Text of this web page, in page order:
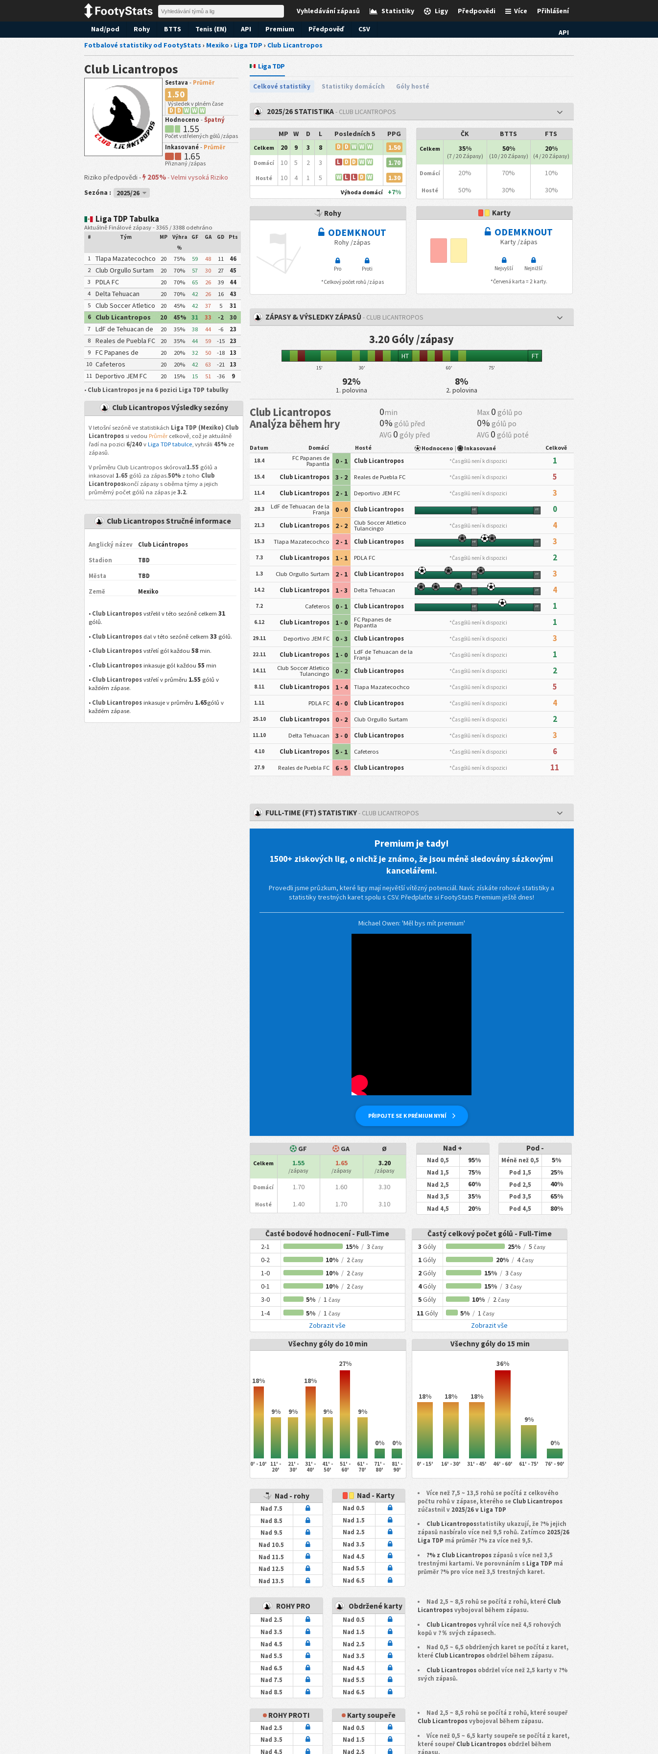
Přihlášení
Více
Předpovědi
Ligy
Statistiky
Vyhledávání zápasů
API
Nad/pod Rohy BTTS Tenis (EN) API Premium Předpověď
CSV
Fotbalové statistiky od FootyStats › Mexiko › Liga TDP › Club Licantropos
Club Licantropos
Sestava - Průměr
1.50
Výsledek v plném čase
D
D W W W
Hodnoceno - Špatný
1.55
Počet vstřelených gólů /zápas
Inkasované - Průměr
1.65
Přiznaný /zápas
Riziko předpovědi - 205%-Velmi vysoká Riziko
Sezóna :
2025/26
Liga TDP Tabulka
Aktuálně Finálové zápasy - 3365 / 3388 odehráno
# Tým MP
Výhra
%
GF GA GD Pts
1 Tlapa Mazatecochco 20 75% 59 48 11
46
2
Club Orgullo Surtam 20 70% 57 30 27
45
3
PDLA FC 20 70% 65 26 39
44
4
Delta Tehuacan 20 70% 42 26 16
43
5
Club Soccer Atletico
Tulancingo
20 45% 42 37 5
31
6
Club Licantropos 20 45% 31 33 -2
30
7
LdF de Tehuacan de
la Franja
20 35% 38 44 -6
23
8
Reales de Puebla FC 20 35% 44 59 -15
23
9
FC Papanes de
Papantla
20 20% 32 50 -18
13
10 Cafeteros 20 20% 42 63 -21
13
11 Deportivo JEM FC 20 15% 15 51 -36
9
• Club Licantropos je na 6 pozici Liga TDP tabulky
Club Licantropos Výsledky sezóny
V letošní sezóně ve statistikách Liga TDP (Mexiko) Club
Licantropossi vedou Průměrcelkově, což je aktuálně
řadí na pozici 6/240v Liga TDP tabulce, vyhráli 45%ze
zápasů.
V průměru Club Licantropos skóroval1.55 gólů a
inkasoval 1.65 gólů za zápas.50%z toho Club
Licantroposkončí zápasy s oběma týmy a jejich
průměrný počet gólů na zápas je 3.2.
Club Licantropos Stručné informace
Anglický název Club Licántropos
Stadion TBD
Města TBD
Země Mexiko
• Club Licantropos vstřelil v této sezóně celkem31
gólů.
• Club Licantropos dal v této sezóně celkem33 gólů.
• Club Licantropos vstřelí gól každou58 min.
• Club Licantropos inkasuje gól každou55 min
• Club Licantropos vstřelí v průměru 1.55 gólů v
každém zápase.
• Club Licantropos inkasuje v průměru 1.65gólů v
každém zápase.
Liga TDP
Celkové statistiky Statistiky domácích Góly hosté
2025/26 STATISTIKA- CLUB LICANTROPOS
MP W D L Posledních 5 PPG
Celkem 20 9 3 8 D D W W W 1.50
Domácí 10 5 2 3 L D D W W 1.70
Hosté 10 4 1 5 W L L D W 1.30
Výhoda domácí +7%
ČK BTTS FTS
Celkem 35%
(7 / 20 Zápasy)
50%
(10 / 20 Zápasy)
20%
(4 / 20 Zápasy)
Domácí 20% 70% 10%
Hosté 50% 30% 30%
Rohy
ODEMKNOUT
Rohy /zápas
Pro
Proti
*Celkový počet rohů /zápas
Karty
ODEMKNOUT
Karty /zápas
Nejvyšší
Nejnižší
*Červená karta = 2 karty.
ZÁPASY & VÝSLEDKY ZÁPASŮ - CLUB LICANTROPOS
3.20 Góly /zápasy
15' 30'
HT
60' 75'
FT
92%
1. polovina
8%
2. polovina
Club Licantropos
Analýza během hry
0min Max 0 gólů po
0% gólů před 0% gólů po
AVG 0 góly před AVG 0 gólů poté
Datum Domácí Hosté Hodnoceno| Inkasované Celkově
18.4
FC Papanes de
Papantla
0 - 1 Club Licantropos *Čas gólů není k dispozici 1
15.4 Club Licantropos 3 - 2 Reales de Puebla FC *Čas gólů není k dispozici 5
11.4 Club Licantropos 2 - 1 Deportivo JEM FC *Čas gólů není k dispozici 3
28.3
LdF de Tehuacan de la
Franja
0 - 0 Club Licantropos HT FT 0
21.3 Club Licantropos 2 - 2
Club Soccer Atletico
Tulancingo
*Čas gólů není k dispozici 4
15.3 Tlapa Mazatecochco 2 - 1 Club Licantropos HT FT 3
7.3 Club Licantropos 1 - 1 PDLA FC *Čas gólů není k dispozici 2
1.3 Club Orgullo Surtam 2 - 1 Club Licantropos HT FT 3
14.2 Club Licantropos 1 - 3 Delta Tehuacan HT FT 4
7.2 Cafeteros 0 - 1 Club Licantropos HT FT 1
6.12 Club Licantropos 1 - 0
FC Papanes de
Papantla
*Čas gólů není k dispozici 1
29.11 Deportivo JEM FC 0 - 3 Club Licantropos *Čas gólů není k dispozici 3
22.11 Club Licantropos 1 - 0
LdF de Tehuacan de la
Franja
*Čas gólů není k dispozici 1
14.11
Club Soccer Atletico
Tulancingo
0 - 2 Club Licantropos *Čas gólů není k dispozici 2
8.11 Club Licantropos 1 - 4 Tlapa Mazatecochco *Čas gólů není k dispozici 5
1.11 PDLA FC 4 - 0 Club Licantropos *Čas gólů není k dispozici 4
25.10 Club Licantropos 0 - 2 Club Orgullo Surtam *Čas gólů není k dispozici 2
11.10 Delta Tehuacan 3 - 0 Club Licantropos *Čas gólů není k dispozici 3
4.10 Club Licantropos 5 - 1 Cafeteros *Čas gólů není k dispozici 6
27.9 Reales de Puebla FC 6 - 5 Club Licantropos *Čas gólů není k dispozici 11
FULL-TIME (FT) STATISTIKY- CLUB LICANTROPOS
Premium je tady!
1500+ ziskových lig, o nichž je známo, že jsou méně sledovány sázkovými
kancelářemi.
Provedli jsme průzkum, které ligy mají největší vítězný potenciál. Navíc získáte rohové statistiky a
statistiky trestných karet spolu s CSV. Předplaťte si FootyStats Premium ještě dnes!
PŘIPOJTE SE K PRÉMIUM NYNÍ
Michael Owen: 'Měl bys mít premium'
GF GA Ø
Celkem 1.55
/zápasy
1.65
/zápasy
3.20
/zápasy
Domácí 1.70 1.60 3.30
Hosté 1.40 1.70 3.10
Nad +
Nad 0,5 95%
Nad 1,5 75%
Nad 2,5 60%
Nad 3,5 35%
Nad 4,5 20%
Pod -
Méně než 0,5 5%
Pod 1,5 25%
Pod 2,5 40%
Pod 3,5 65%
Pod 4,5 80%
Časté bodové hodnocení - Full-Time
2-1 15% /3 časy
0-2 10% / 2časy
1-0 10% / 2časy
0-1 10% / 2časy
3-0 5% / 1časy
1-4 5% / 1časy
Zobrazit vše
Častý celkový počet gólů - Full-Time
3Góly 25% /5 časy
1Góly 20% /4časy
2Góly 15% /3 časy
4Góly 15% /3 časy
5Góly 10% / 2časy
11Góly 5% / 1časy
Zobrazit vše
Všechny góly do 10 min
18%
9% 9%
18%
9%
27%
9%
0% 0%
0' - 10'
11' -
20'
21' -
30'
31' -
40'
41' -
50'
51' -
60'
61' -
70'
71' -
80'
81' -
90'
Všechny góly do 15 min
18% 18% 18%
36%
9%
0%
0' - 15' 16' - 30' 31' - 45' 46' - 60' 61' - 75' 76' - 90'
Nad - rohy
Nad 7.5
Nad 8.5
Nad 9.5
Nad 10.5
Nad 11.5
Nad 12.5
Nad 13.5
Nad - Karty
Nad 0.5
Nad 1.5
Nad 2.5
Nad 3.5
Nad 4.5
Nad 5.5
Nad 6.5
Více než 7,5 ~ 13,5 rohů se počítá z celkového
počtu rohů v zápase, kterého se Club Licantropos
zúčastnil v 2025/26 v Liga TDP
Club Licantroposstatistiky ukazují, že ?% jejich
zápasů nasbíralo více než 9,5 rohů. Zatímco 2025/26
Liga TDP má průměr ?% za více než 9,5.
?% z Club Licantroposzápasů s více než 3,5
trestnými kartami. Ve porovnáním s Liga TDP má
průměr ?% pro více než 3,5 trestných karet.
ROHY PRO
Nad 2.5
Nad 3.5
Nad 4.5
Nad 5.5
Nad 6.5
Nad 7.5
Nad 8.5
Obdržené karty
Nad 0.5
Nad 1.5
Nad 2.5
Nad 3.5
Nad 4.5
Nad 5.5
Nad 6.5
Nad 2,5 ~ 8,5 rohů se počítá z rohů, které Club
Licantropos vybojoval během zápasu.
Club Licantroposvyhrál více než 4,5 rohových
kopů v ?％ svých zápasech.
Nad 0,5 ~ 6,5 obdržených karet se počítá z karet,
které Club Licantropos obdržel během zápasu.
Club Licantroposobdržel více než 2,5 karty v ?%
svých zápasů.
ROHY PROTI
Nad 2.5
Nad 3.5
Nad 4.5
Karty soupeře
Nad 0.5
Nad 1.5
Nad 2.5
Nad 2,5 ~ 8,5 rohů se počítá z rohů, které soupeř
Club Licantropos vybojoval během zápasu.
Více než 0,5 ~ 6,5 karty soupeře se počítá z karet,
které soupeř Club Licantropos obdržel během
zápasu.